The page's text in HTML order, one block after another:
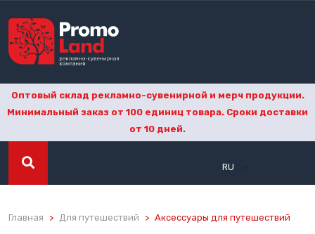
Оптовый склад рекламно-сувенирной и мерч продукции.
Минимальный заказ от 100 единиц товара. Сроки доставки
от 10 дней.
RU
Главная Для путешествий Аксессуары для путешествий